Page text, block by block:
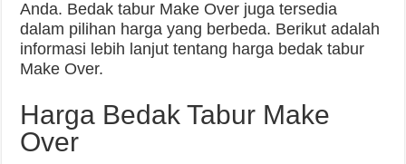
Anda. Bedak tabur Make Over juga tersedia
dalam pilihan harga yang berbeda. Berikut adalah
informasi lebih lanjut tentang harga bedak tabur
Make Over.
Harga Bedak Tabur Make
Over